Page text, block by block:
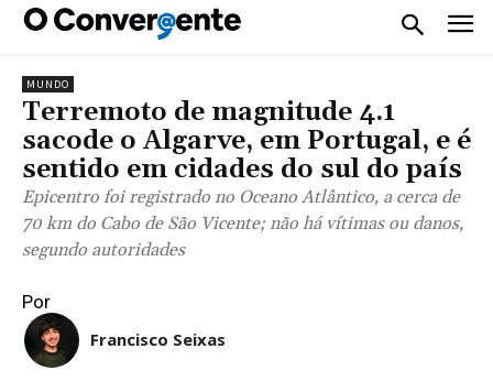
MUNDO
Terremoto de magnitude 4.1
sacode o Algarve, em Portugal, e é
sentido em cidades do sul do país
Epicentro foi registrado no Oceano Atlântico, a cerca de
70 km do Cabo de São Vicente; não há vítimas ou danos,
segundo autoridades
Por
Francisco Seixas